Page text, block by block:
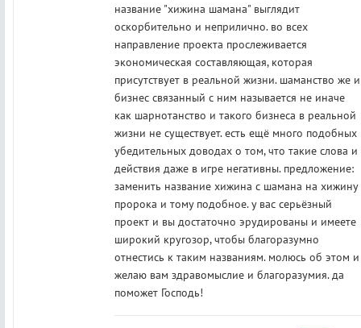
название "хижина шамана" выглядит
оскорбительно и неприлично. во всех
направление проекта прослеживается
экономическая составляющая, которая
присутствует в реальной жизни. шаманство же и
бизнес связанный с ним называется не иначе
как шарнотанство и такого бизнеса в реальной
жизни не существует. есть ещё много подобных
убедительных доводах о том, что такие слова и
действия даже в игре негативны. предложение:
заменить название хижина с шамана на хижину
пророка и тому подобное. у вас серьёзный
проект и вы достаточно эрудированы и имеете
широкий кругозор, чтобы благоразумно
отнестись к таким названиям. молюсь об этом и
желаю вам здравомыслие и благоразумия. да
поможет Господь!